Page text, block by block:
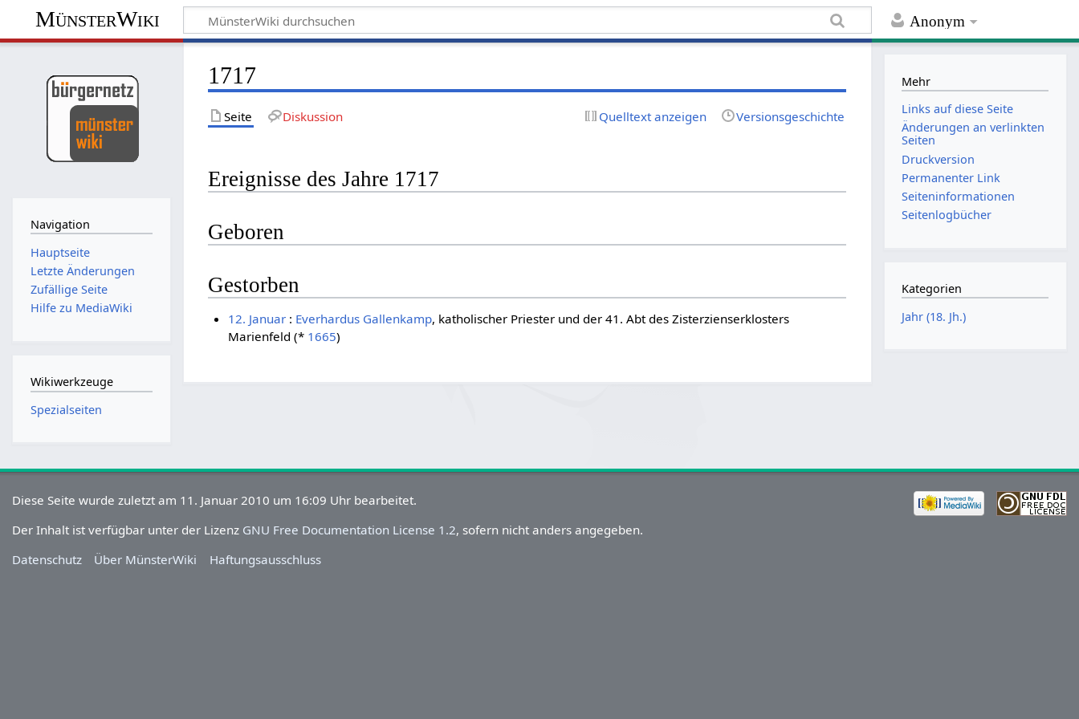
Anonym
MünsterWiki
1717
Seite Diskussion Quelltext anzeigen Versionsgeschichte
Ereignisse des Jahre 1717
Geboren
Gestorben
12. Januar: Everhardus Gallenkamp, katholischer Priester und der 41. Abt des Zisterzienserklosters
Marienfeld (* 1665)
Navigation
Hauptseite
Letzte Änderungen
Zufällige Seite
Hilfe zu MediaWiki
Wikiwerkzeuge
Spezialseiten
Mehr
Links auf diese Seite
Änderungen an verlinkten
Seiten
Druckversion
Permanenter Link
Seiten­informationen
Seitenlogbücher
Kategorien
Jahr (18. Jh.)
Diese Seite wurde zuletzt am 11. Januar 2010 um 16:09 Uhr bearbeitet.
Der Inhalt ist verfügbar unter der Lizenz GNU Free Documentation License 1.2, sofern nicht anders angegeben.
Datenschutz
Über MünsterWiki Haftungsausschluss